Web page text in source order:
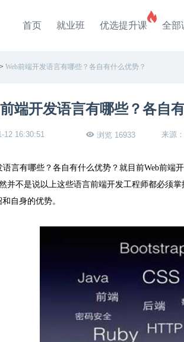
首页 就业班 优选提升课 全部
> Web前端开发语言有哪些？各自有什么优势？
端开发语言有哪些？各自
12 16:30:51 浏览 16933 来源
语言有哪些？各自有什么优势？就目前Web前端
然并不是说以上这些语言前端开发工程师都必须
自身的优势。